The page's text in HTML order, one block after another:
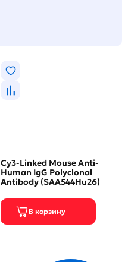
Cy3-Linked Mouse Anti-
Human IgG Polyclonal
Antibody (SAA544Hu26)